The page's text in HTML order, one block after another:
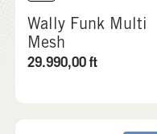
Wally Funk Multi
Mesh
29.990,00ft